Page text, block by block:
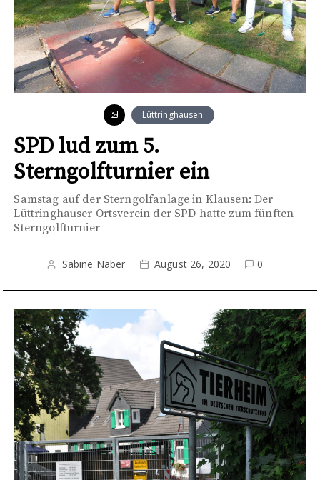
Lüttringhausen
SPD lud zum 5.
Sterngolfturnier ein
Samstag auf der Sterngolfanlage in Klausen: Der
Lüttringhauser Ortsverein der SPD hatte zum fünften
Sterngolfturnier
Sabine Naber August 26, 2020 0